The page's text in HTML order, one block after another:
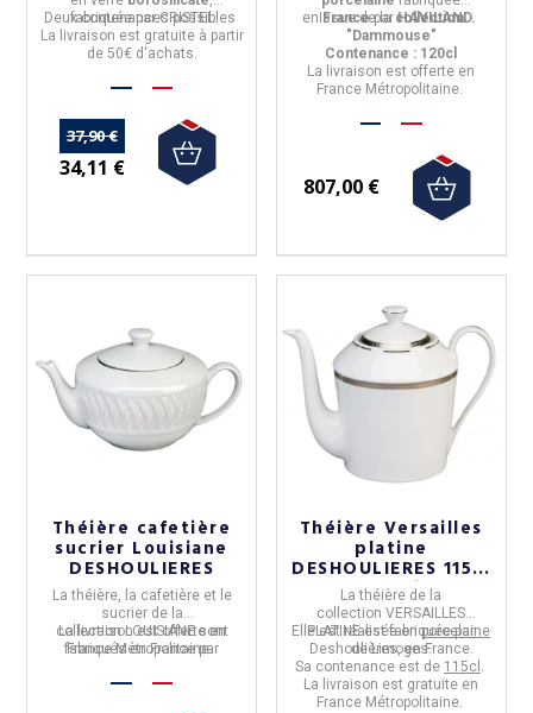
(1 avis)
fabriquée parCRISTEL
Deux contenances possibles
La livraison est gratuite à partir
de 50€ d'achats.
37,90 €
34,11 €
enFranceparHAVILAND.
Issue de lacollection
"Dammouse"
Contenance : 120cl
La livraison est offerte en
France Métropolitaine.
807,00 €
Théière cafetière
sucrier Louisiane
DESHOULIERES
La théière, la cafetière et le
sucrier de la
collectionLOUISIANEsont
fabriqués enFrancepar
de Limoges.
La livraison est offerte en
France Métropolitaine.
Théière Versailles
platine
DESHOULIERES 115cl
porcelaine
La théière de la
collection VERSAILLES
PLATINEest fabriquée par
Deshoulières,enFrance.
Elle est réalisée en porcelaine
de Limoges.
Sa contenance est de 115cl .
La livraison est gratuite en
France Métropolitaine.